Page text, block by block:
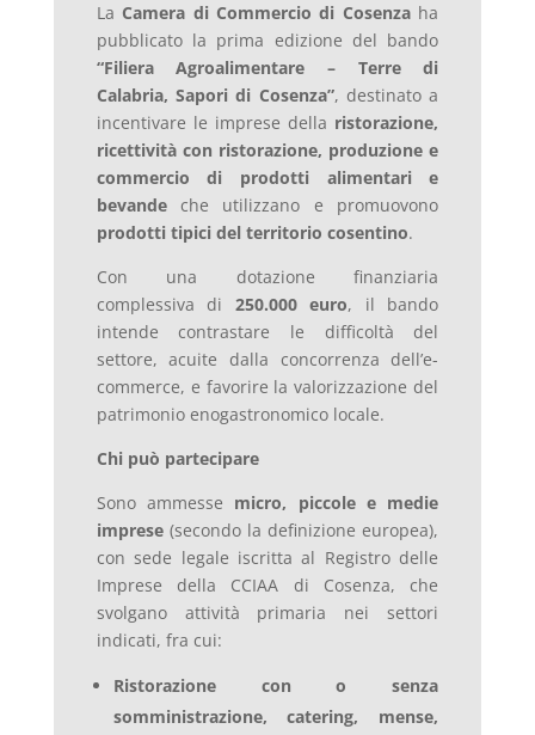
La Camera di Commercio di Cosenzaha
pubblicato la prima edizione del bando
“Filiera Agroalimentare – Terre di
Calabria, Sapori di Cosenza”, destinato a
incentivare le imprese della ristorazione,
ricettività con ristorazione, produzione e
commercio di prodotti alimentari e
bevandeche utilizzano e promuovono
prodotti tipici del territorio cosentino.
Con una dotazione finanziaria
complessiva di 250.000 euro, il bando
intende contrastare le difficoltà del
settore, acuite dalla concorrenza dell’e-
commerce, e favorire la valorizzazione del
patrimonio enogastronomico locale.
Chi può partecipare
Sono ammesse micro, piccole e medie
imprese(secondo la definizione europea),
con sede legale iscritta al Registro delle
Imprese della CCIAA di Cosenza, che
svolgano attività primaria nei settori
indicati, fra cui:
Ristorazione con o senza
somministrazione, catering, mense,